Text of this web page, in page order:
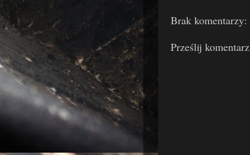
Brak komentarzy:
Prześlij komentarz